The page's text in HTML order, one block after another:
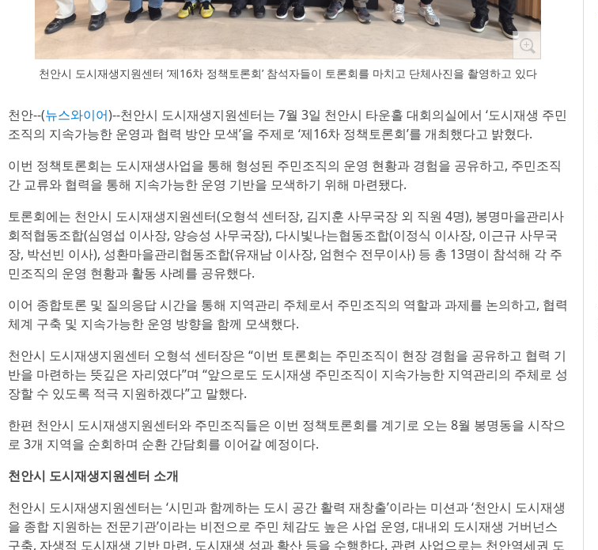
천안시 도시재생지원센터 ‘제16차 정책토론회’ 참석자들이 토론회를 마치고 단체사진을 촬영하고 있다
천안--(뉴스와이어)--천안시 도시재생지원센터는 7월 3일 천안시 타운홀 대회의실에서 ‘도시재생 주민
조직의 지속가능한 운영과 협력 방안 모색’을 주제로 ‘제16차 정책토론회’를 개최했다고 밝혔다.
이번 정책토론회는 도시재생사업을 통해 형성된 주민조직의 운영 현황과 경험을 공유하고, 주민조직
간 교류와 협력을 통해 지속가능한 운영 기반을 모색하기 위해 마련됐다.
토론회에는 천안시 도시재생지원센터(오형석 센터장, 김지훈 사무국장 외 직원 4명), 봉명마을관리사
회적협동조합(심영섭 이사장, 양승성 사무국장), 다시빛나는협동조합(이정식 이사장, 이근규 사무국
장, 박선빈 이사), 성환마을관리협동조합(유재남 이사장, 엄현수 전무이사) 등 총 13명이 참석해 각 주
민조직의 운영 현황과 활동 사례를 공유했다.
이어 종합토론 및 질의응답 시간을 통해 지역관리 주체로서 주민조직의 역할과 과제를 논의하고, 협력
체계 구축 및 지속가능한 운영 방향을 함께 모색했다.
천안시 도시재생지원센터 오형석 센터장은 “이번 토론회는 주민조직이 현장 경험을 공유하고 협력 기
반을 마련하는 뜻깊은 자리였다”며 “앞으로도 도시재생 주민조직이 지속가능한 지역관리의 주체로 성
장할 수 있도록 적극 지원하겠다”고 말했다.
한편 천안시 도시재생지원센터와 주민조직들은 이번 정책토론회를 계기로 오는 8월 봉명동을 시작으
로 3개 지역을 순회하며 순환 간담회를 이어갈 예정이다.
천안시 도시재생지원센터 소개
천안시 도시재생지원센터는 ‘시민과 함께하는 도시 공간 활력 재창출’이라는 미션과 ‘천안시 도시재생
을 종합 지원하는 전문기관’이라는 비전으로 주민 체감도 높은 사업 운영, 대내외 도시재생 거버넌스
구축, 자생적 도시재생 기반 마련, 도시재생 성과 확산 등을 수행한다. 관련 사업으로는 천안역세권 도